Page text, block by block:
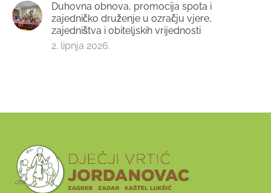
Duhovna obnova, promocija spota i
zajedničko druženje u ozračju vjere,
zajedništva i obiteljskih vrijednosti
2. lipnja 2026.